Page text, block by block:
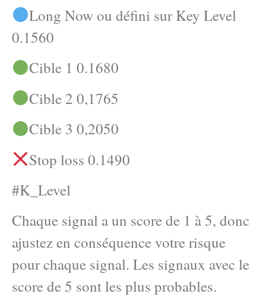
Long Now ou défini sur Key Level
0.1560
Cible 1 0.1680
Cible 2 0,1765
Cible 3 0,2050
Stop loss 0.1490
#K_Level
Chaque signal a un score de 1 à 5, donc
ajustez en conséquence votre risque
pour chaque signal. Les signaux avec le
score de 5 sont les plus probables.